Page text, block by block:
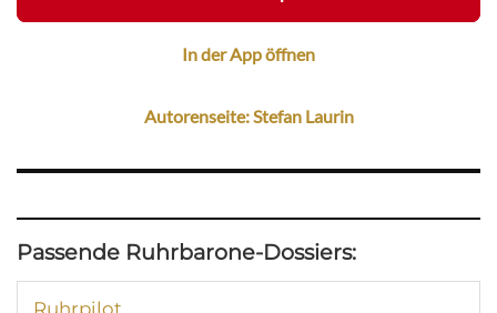
In der App öffnen
Autorenseite: Stefan Laurin
Passende Ruhrbarone-Dossiers: